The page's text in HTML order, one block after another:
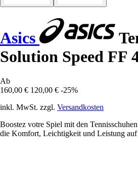
Asics
Solution Speed FF
Ab
160,00 € 120,00 € -25%
inkl. MwSt. zzgl. Versandkosten
Boostez votre Spiel mit den
die Komfort, Leichtigkeit und Leistung auf